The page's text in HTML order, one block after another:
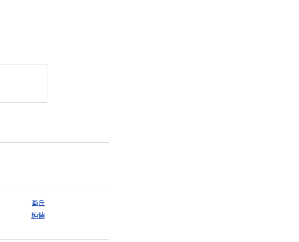
画丘
纯儒